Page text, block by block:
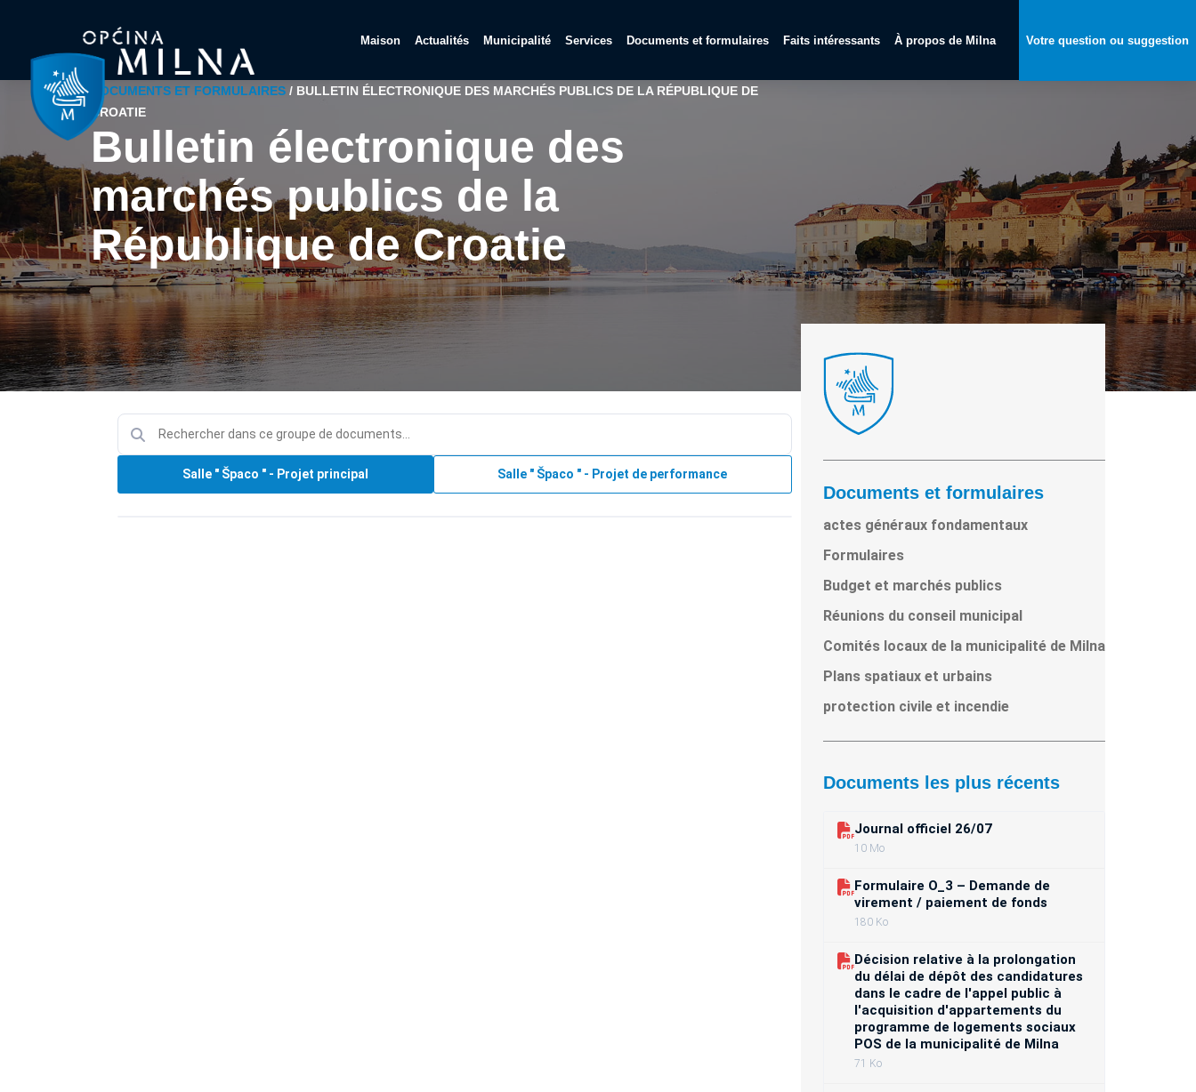
Maison Actualités Municipalité Services Documents et formulaires Faits intéressants À propos de Milna Votre question ou suggestion
DOCUMENTS ET FORMULAIRES / BULLETIN ÉLECTRONIQUE DES MARCHÉS PUBLICS DE LA RÉPUBLIQUE DE
CROATIE
Bulletin électronique des
marchés publics de la
République de Croatie
Salle " Špaco " - Projet principal Salle " Špaco " - Projet de performance
Documents et formulaires
actes généraux fondamentaux
Formulaires
Budget et marchés publics
Réunions du conseil municipal
Comités locaux de la municipalité de Milna
Plans spatiaux et urbains
protection civile et incendie
Documents les plus récents
Journal officiel 26/07
10 Mo
Formulaire O_3 – Demande de
virement / paiement de fonds
180 Ko
Décision relative à la prolongation
du délai de dépôt des candidatures
dans le cadre de l'appel public à
l'acquisition d'appartements du
programme de logements sociaux
POS de la municipalité de Milna
71 Ko